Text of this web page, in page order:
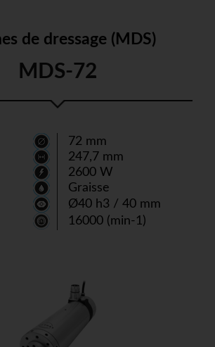
de dressage (MDS)
MDS-72
72 mm
247,7 mm
2600 W
Graisse
Ø40 h3 / 40 mm
16000 (min-1)